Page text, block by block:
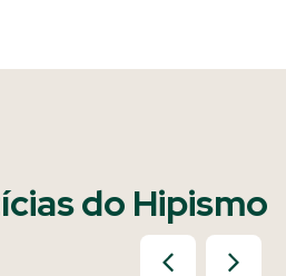
do Hipismo